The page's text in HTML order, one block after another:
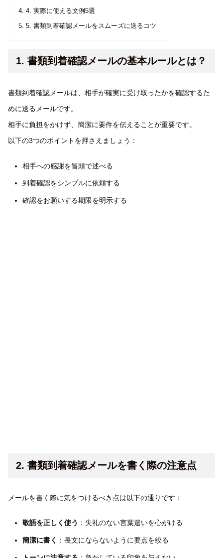
4. 実際に使える文例5選
5. 書類到着確認メールをスムーズに送るコツ
1. 書類到着確認メールの基本ルールとは？
書類到着確認メールは、相手が確実に受け取ったかを確認するた
めに送るメールです。
相手に負担をかけず、簡潔に要件を伝えることが重要です。
以下の3つのポイントを押さえましょう：
相手への感謝を冒頭で述べる
到着確認をシンプルに依頼する
確認をお願いする期限を明示する
2. 書類到着確認メールを書く際の注意点
メールを書く際に気をつけるべき点は以下の通りです：
敬語を正しく使う ：失礼のない言葉遣いを心がける
簡潔に書く ：長文にならないように要点を絞る